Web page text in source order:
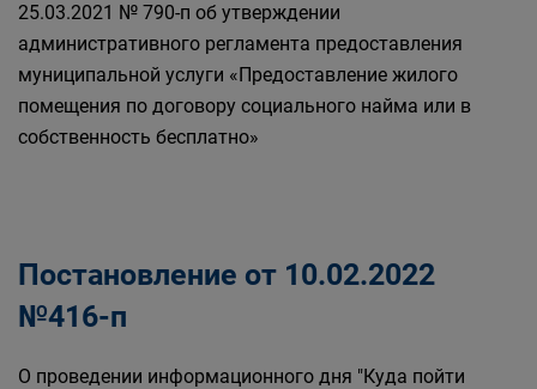
25.03.2021 № 790-п об утверждении
административного регламента предоставления
муниципальной услуги «Предоставление жилого
помещения по договору социального найма или в
собственность бесплатно»
Постановление от 10.02.2022
№416-п
О проведении информационного дня "Куда пойти